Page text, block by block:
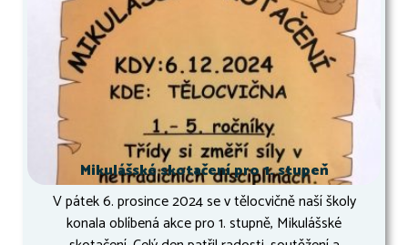
Mikulášské skotačení pro 1. stupeň
V pátek 6. prosince 2024 se v tělocvičně naší školy
konala oblíbená akce pro 1. stupně, Mikulášské